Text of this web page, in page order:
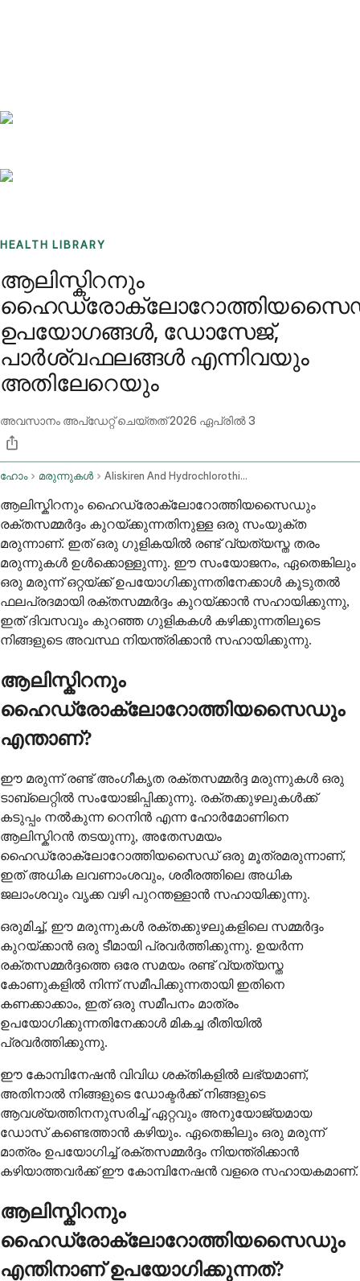
HEALTH LIBRARY
ആലിസ്കിറനും
ഉപയോഗങ്ങൾ, ഡോസേജ്,
പാർശ്വഫലങ്ങൾ എന്നിവയും
അതിലേറെയും
അവസാനം അപ്ഡേറ്റ് ചെയ്തത്2026 ഏപ്രിൽ 3
ഹോം മരുന്നുകൾ Aliskiren And Hydrochlorothiazide Oral Route
ആലിസ്കിറനും ഹൈഡ്രോക്ലോറോത്തിയസൈഡും
രക്തസമ്മർദ്ദം കുറയ്ക്കുന്നതിനുള്ള ഒരു സംയുക്ത
മരുന്നാണ്. ഇത് ഒരു ഗുളികയിൽ രണ്ട് വ്യത്യസ്ത തരം
മരുന്നുകൾ ഉൾക്കൊള്ളുന്നു. ഈ സംയോജനം, ഏതെങ്കിലും
ഒരു മരുന്ന് ഒറ്റയ്ക്ക് ഉപയോഗിക്കുന്നതിനേക്കാൾ കൂടുതൽ
ഫലപ്രദമായി രക്തസമ്മർദ്ദം കുറയ്ക്കാൻ സഹായിക്കുന്നു,
ഇത് ദിവസവും കുറഞ്ഞ ഗുളികകൾ കഴിക്കുന്നതിലൂടെ
നിങ്ങളുടെ അവസ്ഥ നിയന്ത്രിക്കാൻ സഹായിക്കുന്നു.
ആലിസ്കിറനും
ഹൈഡ്രോക്ലോറോത്തിയസൈഡും
എന്താണ്?
ഈ മരുന്ന് രണ്ട് അംഗീകൃത രക്തസമ്മർദ്ദ മരുന്നുകൾ ഒരു
ടാബ്‌ലെറ്റിൽ സംയോജിപ്പിക്കുന്നു. രക്തക്കുഴലുകൾക്ക്
കടുപ്പം നൽകുന്ന റെനിൻ എന്ന ഹോർമോണിനെ
ആലിസ്കിറൻ തടയുന്നു, അതേസമയം
ഹൈഡ്രോക്ലോറോത്തിയസൈഡ് ഒരു മൂത്രമരുന്നാണ്,
ഇത് അധിക ലവണാംശവും, ശരീരത്തിലെ അധിക
ജലാംശവും വൃക്ക വഴി പുറന്തള്ളാൻ സഹായിക്കുന്നു.
ഒരുമിച്ച്, ഈ മരുന്നുകൾ രക്തക്കുഴലുകളിലെ സമ്മർദ്ദം
കുറയ്ക്കാൻ ഒരു ടീമായി പ്രവർത്തിക്കുന്നു. ഉയർന്ന
രക്തസമ്മർദ്ദത്തെ ഒരേ സമയം രണ്ട് വ്യത്യസ്ത
കോണുകളിൽ നിന്ന് സമീപിക്കുന്നതായി ഇതിനെ
കണക്കാക്കാം, ഇത് ഒരു സമീപനം മാത്രം
ഉപയോഗിക്കുന്നതിനേക്കാൾ മികച്ച രീതിയിൽ
പ്രവർത്തിക്കുന്നു.
ഈ കോമ്പിനേഷൻ വിവിധ ശക്തികളിൽ ലഭ്യമാണ്,
അതിനാൽ നിങ്ങളുടെ ഡോക്ടർക്ക് നിങ്ങളുടെ
ആവശ്യത്തിനനുസരിച്ച് ഏറ്റവും അനുയോജ്യമായ
ഡോസ് കണ്ടെത്താൻ കഴിയും. ഏതെങ്കിലും ഒരു മരുന്ന്
മാത്രം ഉപയോഗിച്ച് രക്തസമ്മർദ്ദം നിയന്ത്രിക്കാൻ
കഴിയാത്തവർക്ക് ഈ കോമ്പിനേഷൻ വളരെ സഹായകമാണ്.
ആലിസ്കിറനും
ഹൈഡ്രോക്ലോറോത്തിയസൈഡും
എന്തിനാണ് ഉപയോഗിക്കുന്നത്?